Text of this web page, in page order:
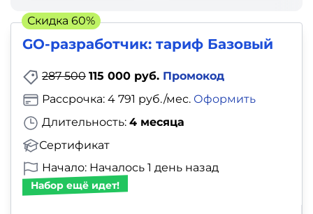
GO-разработчик: тариф Базовый
287 500 115 000 руб. Промокод
Длительность: 4 месяца
Сертификат
Рассрочка: 4 791 руб./мес. Оформить
Начало: Началось 1 день назад
Набор ещё идет!
Скидка 60%
Маркетинг
Иностранный
язык
Для
детей
Красота,